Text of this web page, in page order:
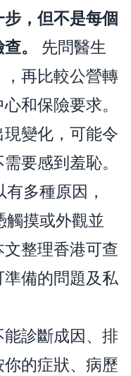
，但不是每個
。
先問醫生
，再比較公營轉
和保險要求。
變化，可能令
要感到羞恥。
多種原因，
摸或外觀並
整理香港可查
備的問題及私
診斷成因、排
的症狀、病歷